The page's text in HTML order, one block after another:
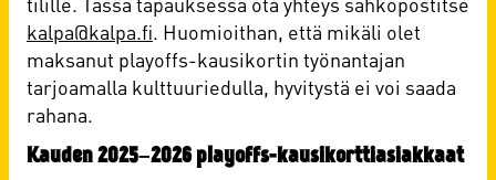
kalpa@kalpa.fi. Huomioithan, että mikäli olet
maksanut playoffs-kausikortin työnantajan
tarjoamalla kulttuuriedulla, hyvitystä ei voi saada
rahana.
Kauden 2025–2026 playoffs-kausikorttiasiakkaat